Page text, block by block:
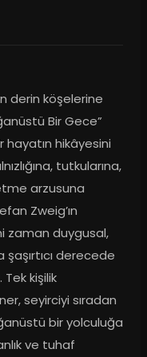
derin köşelerine
Bir Gece”
hikâyesini
tutkularına,
arzusuna
Zweig’ın
zaman duygusal,
derecede
kişilik
seyirciyi sıradan
bir yolculuğa
ve tuhaf